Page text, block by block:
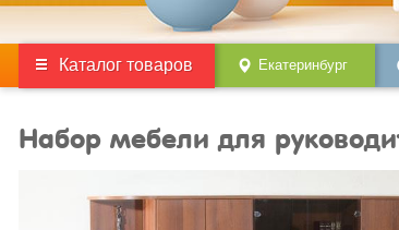
Каталог товаров Екатеринбург
Набор мебели для